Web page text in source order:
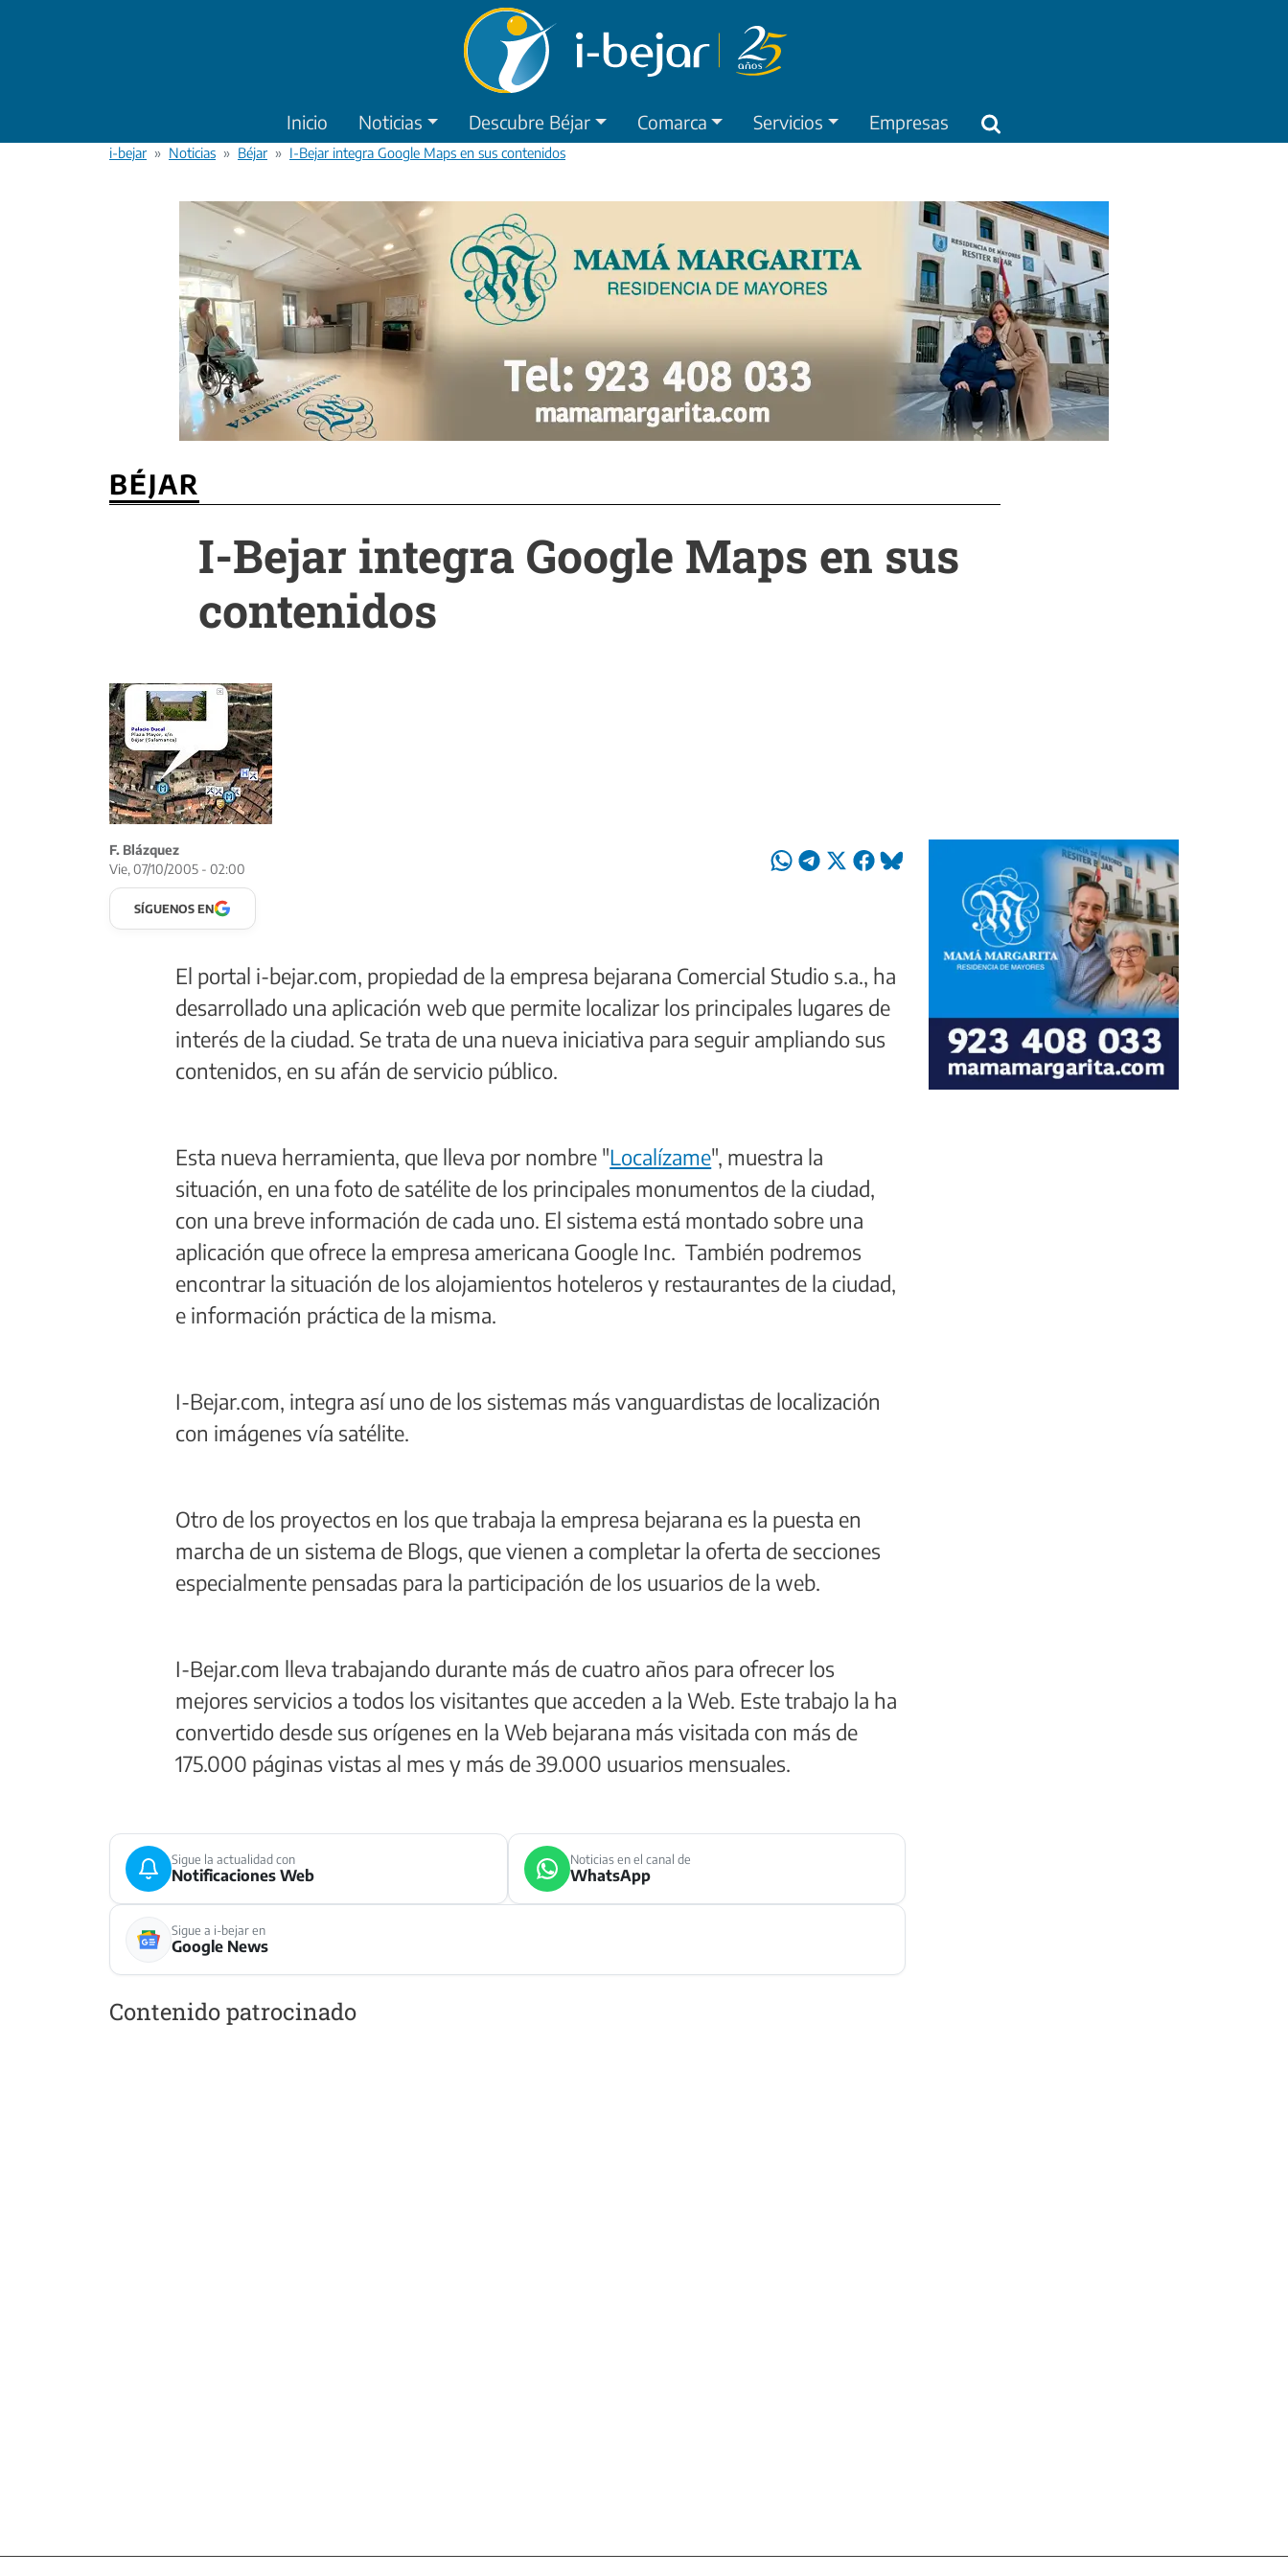
Inicio Noticias Descubre Béjar Comarca Servicios Empresas
i-bejar Noticias Béjar I-Bejar integra Google Maps en sus contenidos
BÉJAR
I-Bejar integra Google Maps en sus
contenidos
F. Blázquez
Vie, 07/10/2005 - 02:00
SÍGUENOS EN
El portal i-bejar.com, propiedad de la empresa bejarana Comercial Studio s.a., ha
desarrollado una aplicación web que permite localizar los principales lugares de
interés de la ciudad. Se trata de una nueva iniciativa para seguir ampliando sus
contenidos, en su afán de servicio público.
Esta nueva herramienta, que lleva por nombre "Localízame", muestra la
situación, en una foto de satélite de los principales monumentos de la ciudad,
con una breve información de cada uno. El sistema está montado sobre una
aplicación que ofrece la empresa americana Google Inc. También podremos
encontrar la situación de los alojamientos hoteleros y restaurantes de la ciudad,
e información práctica de la misma.
I-Bejar.com, integra así uno de los sistemas más vanguardistas de localización
con imágenes vía satélite.
Otro de los proyectos en los que trabaja la empresa bejarana es la puesta en
marcha de un sistema de Blogs, que vienen a completar la oferta de secciones
especialmente pensadas para la participación de los usuarios de la web.
I-Bejar.com lleva trabajando durante más de cuatro años para ofrecer los
mejores servicios a todos los visitantes que acceden a la Web. Este trabajo la ha
convertido desde sus orígenes en la Web bejarana más visitada con más de
175.000 páginas vistas al mes y más de 39.000 usuarios mensuales.
Sigue la actualidad con
Notificaciones Web
Noticias en el canal de
WhatsApp
Sigue a i-bejar en
Google News
Contenido patrocinado